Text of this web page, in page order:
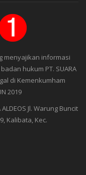
menyajikan informasi
hukum PT. SUARA
di Kemenkumham
2019
Jl. Warung Buncit
Kalibata, Kec.